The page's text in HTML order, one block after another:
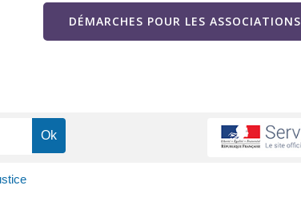
DÉMARCHES POUR LES ASSOCIATIONS